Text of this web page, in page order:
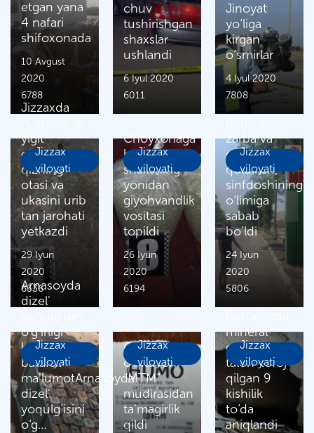
etgan yana
4 nafari
shifoxonada
10 Avgust
2020
6788
chuv
tushirishgan
shaxslar
ushlandi
6 Iyul 2020
6011
Jinoyat
yo‘liga
kirgan
o‘smirlar
4 Iyul 2020
7808
Jizzax
viloyati
Jizzaxda
yigit
choʼpon
qizning
otasi va
ukasini urib
tan jarohati
yetkazdi
29 Iyun
2020
6336
Jizzax
viloyati
Choyxonaga
borgan
shaxsning
yonidan
giyohvandlik
vositasi
topildi
26 Iyun
2020
6194
Jizzax
viloyati
zarba va
qarovsiz
qoldirish,
sinfdoshining
o‘limiga
sabab
bo‘ldi
24 Iyun
2020
5806
Jizzax
viloyati
Arnasoyda
dizel'
o‘g‘irligi
bo‘yicha
batafsil
ma'lumotArnasoyda
dizel'
yoqulg‘isini
o‘g…
Jizzax
viloyati
G‘allaorollik
o‘qituvchi
“MTM”
mudirasidan
ta'magirlik
qildi
Jizzax
viloyati
mineral
o‘g‘itlarni
talon-toroj
qilgan 9
kishilik
to‘da
aniqlandi